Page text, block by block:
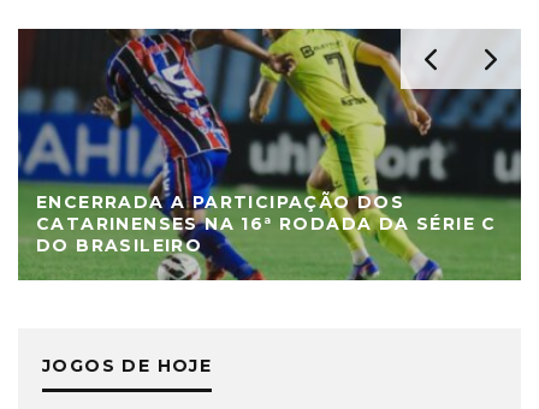
ENCERRADA A PARTICIPAÇÃO DOS
CATARINENSES NA 16ª RODADA DA SÉRIE C
DO BRASILEIRO
JOGOS DE HOJE